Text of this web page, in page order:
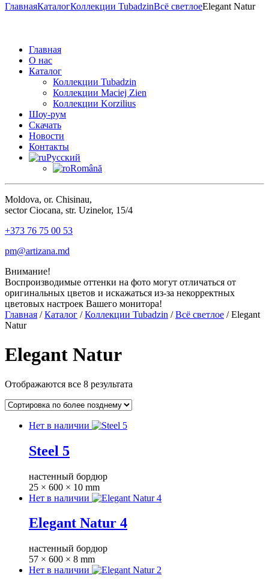
ГлавнаяКаталогКоллекции TubadzinВсё светлоеElegant Natur
Главная
О нас
Каталог
Коллекции Tubadzin
Коллекции Maciej Zien
Коллекции Korzilius
Шоу-рум
Скачать
Новости
Контакты
Русский
Română
Moldova, or. Chisinau,
sector Ciocana, str. Uzinelor, 15/4
+373 76 75 00 53
pm@artizana.md
Внимание!
Воспроизводимые оттенки на фото могут отличаться от
оригинальных цветов и искажаться из-за некорректных
цветовых настроек Вашего монитора!
Главная /Каталог /Коллекции Tubadzin /Всё светлое / Elegant
Natur
Elegant Natur
Отображаются все 8 результата
Нет в наличии
Steel 5
настенный бордюр
25 × 600 × 10 mm
Нет в наличии
Elegant Natur 4
настенный бордюр
57 × 600 × 8 mm
Нет в наличии